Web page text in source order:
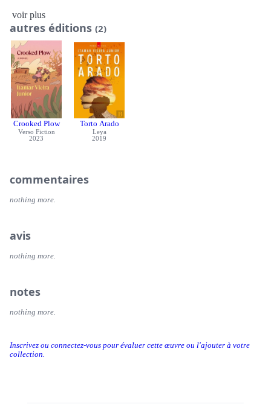
Inscrivez ou connectez-vous pour évaluer cette œuvre ou l'ajouter à votre
collection.
combate e redenção.
voir plus
autres éditions (2)
Crooked Plow
Verso Fiction
2023
Torto Arado
Leya
2019
commentaires
nothing more.
avis
nothing more.
notes
nothing more.